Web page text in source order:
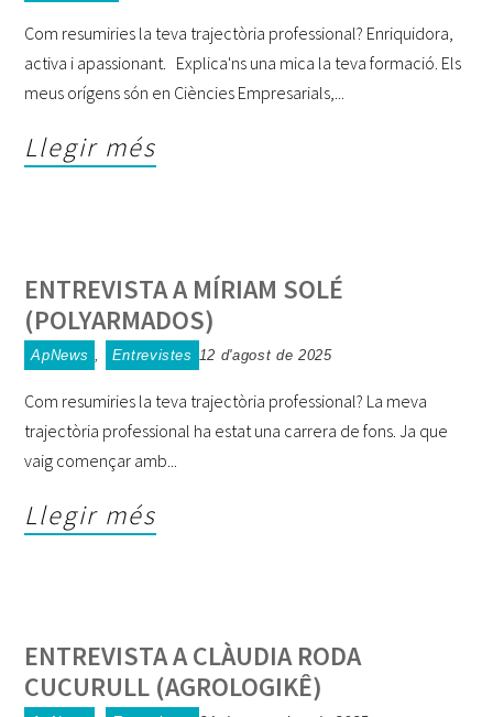
Com resumiries la teva trajectòria professional? Enriquidora,
activa i apassionant. Explica'ns una mica la teva formació. Els
meus orígens són en Ciències Empresarials,
Llegir més
ENTREVISTA A MÍRIAM SOLÉ
(POLYARMADOS)
ApNews , Entrevistes 12 d'agost de 2025
Com resumiries la teva trajectòria professional? La meva
trajectòria professional ha estat una carrera de fons. Ja que
vaig començar amb
Llegir més
ENTREVISTA A CLÀUDIA RODA
CUCURULL (AGROLOGIKÊ)